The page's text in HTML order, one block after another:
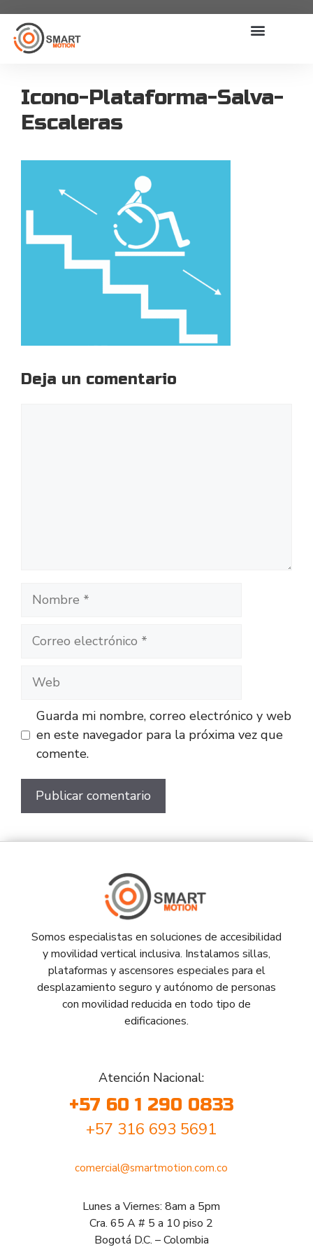
Icono-Plataforma-Salva-
Escaleras
Deja un comentario
Guarda mi nombre, correo electrónico y web
en este navegador para la próxima vez que
comente.
Somos especialistas en soluciones de accesibilidad
y movilidad vertical inclusiva. Instalamos sillas,
plataformas y ascensores especiales para el
desplazamiento seguro y autónomo de personas
con movilidad reducida en todo tipo de
edificaciones.
Atención Nacional:
+57 60 1 290 0833
+57 316 693 5691
comercial@smartmotion.com.co
Lunes a Viernes: 8am a 5pm
Cra. 65 A # 5 a 10 piso 2
Bogotá D.C. – Colombia